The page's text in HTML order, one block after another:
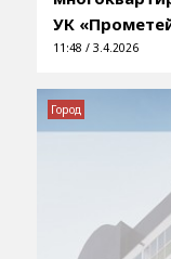
УК
11:48 / 3.4.2026
Город